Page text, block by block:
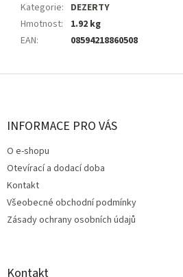
Kategorie: DEZERTY
Hmotnost:
1.92 kg
EAN: 08594218860508
Z
INFORMACE PRO VÁS
O e-shopu
Otevírací a dodací doba
Kontakt
Všeobecné obchodní podmínky
Zásady ochrany osobních údajů
Kontakt